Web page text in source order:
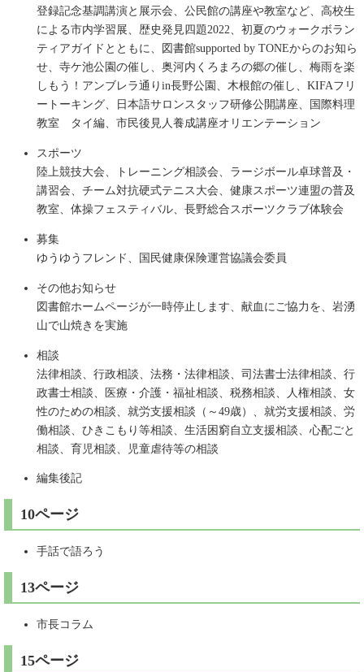
登録記念基調講演と展示会、公民館の講座や教室など、高校生
による市内学習展、歴史発見四題2022、初夏のウォークボラン
ティアガイドとともに、図書館supported by TONEからのお知ら
せ、寺ケ池公園の催し、奥河内くろまろの郷の催し、梅雨を楽
しもう！アンブレラ通りin長野公園、木根館の催し、KIFAフリ
ートーキング、日本語サロンスタッフ研修公開講座、国際料理
教室 タイ編、市民後見人養成講座オリエンテーション
スポーツ
陸上競技大会、トレーニング相談会、ラージボール卓球普及・
講習会、チーム対抗硬式テニス大会、健康スポーツ連盟の普及
教室、体操フェスティバル、長野総合スポーツクラブ体験会
募集
ゆうゆうフレンド、国民健康保険運営協議会委員
その他お知らせ
図書館ホームページが一時停止します、献血にご協力を、岩湧
山で山焼きを実施
相談
法律相談、行政相談、法務・法律相談、司法書士法律相談、行
政書士相談、医療・介護・福祉相談、税務相談、人権相談、女
性のための相談、就労支援相談（～49歳）、就労支援相談、労
働相談、ひきこもり等相談、生活困窮自立支援相談、心配ごと
相談、育児相談、児童虐待等の相談
編集後記
10ページ
手話で語ろう
13ページ
市長コラム
15ページ